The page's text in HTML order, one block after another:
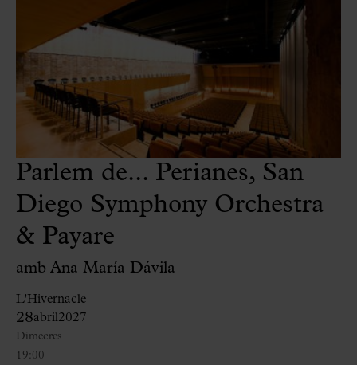
Parlem de... Perianes, San
Diego Symphony Orchestra
& Payare
amb Ana María Dávila
L'Hivernacle
28abril2027
19:00
Dimecres